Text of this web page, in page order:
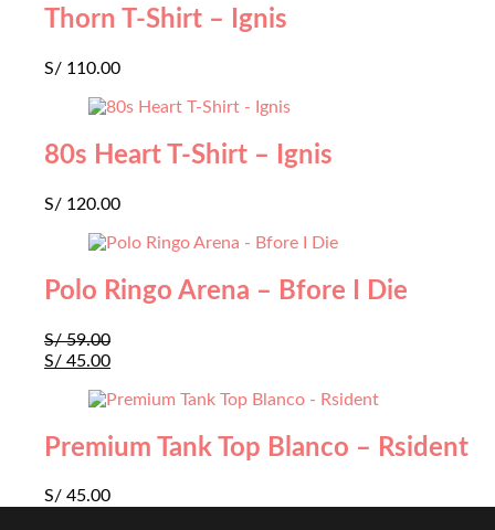
Thorn T-Shirt – Ignis
S/ 110.00
80s Heart T-Shirt – Ignis
S/ 120.00
Polo Ringo Arena – Bfore I Die
S/59.00
S/ 45.00
Premium Tank Top Blanco – Rsident
S/ 45.00